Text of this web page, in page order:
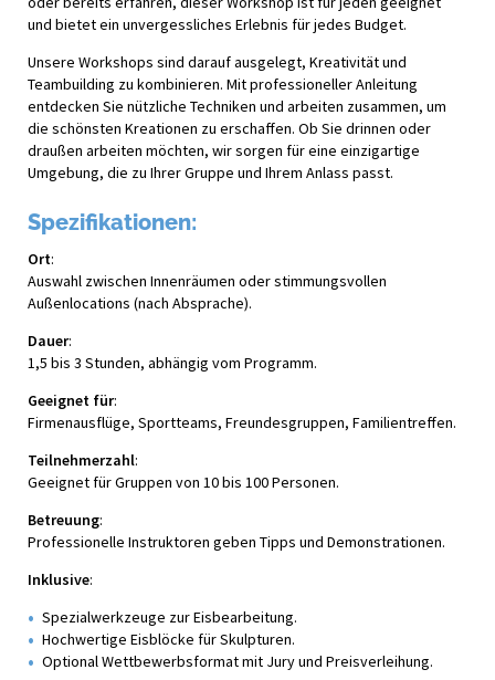
und bietet ein unvergessliches Erlebnis für jedes Budget.
Unsere Workshops sind darauf ausgelegt, Kreativität und
Teambuilding zu kombinieren. Mit professioneller Anleitung
entdecken Sie nützliche Techniken und arbeiten zusammen, um
die schönsten Kreationen zu erschaffen. Ob Sie drinnen oder
draußen arbeiten möchten, wir sorgen für eine einzigartige
Umgebung, die zu Ihrer Gruppe und Ihrem Anlass passt.
Spezifikationen:
Ort:
Auswahl zwischen Innenräumen oder stimmungsvollen
Außenlocations (nach Absprache).
Dauer:
1,5 bis 3 Stunden, abhängig vom Programm.
Geeignet für:
Firmenausflüge, Sportteams, Freundesgruppen, Familientreffen.
Teilnehmerzahl:
Geeignet für Gruppen von 10 bis 100 Personen.
Betreuung:
Professionelle Instruktoren geben Tipps und Demonstrationen.
Inklusive:
Spezialwerkzeuge zur Eisbearbeitung.
Hochwertige Eisblöcke für Skulpturen.
Optional Wettbewerbsformat mit Jury und Preisverleihung.